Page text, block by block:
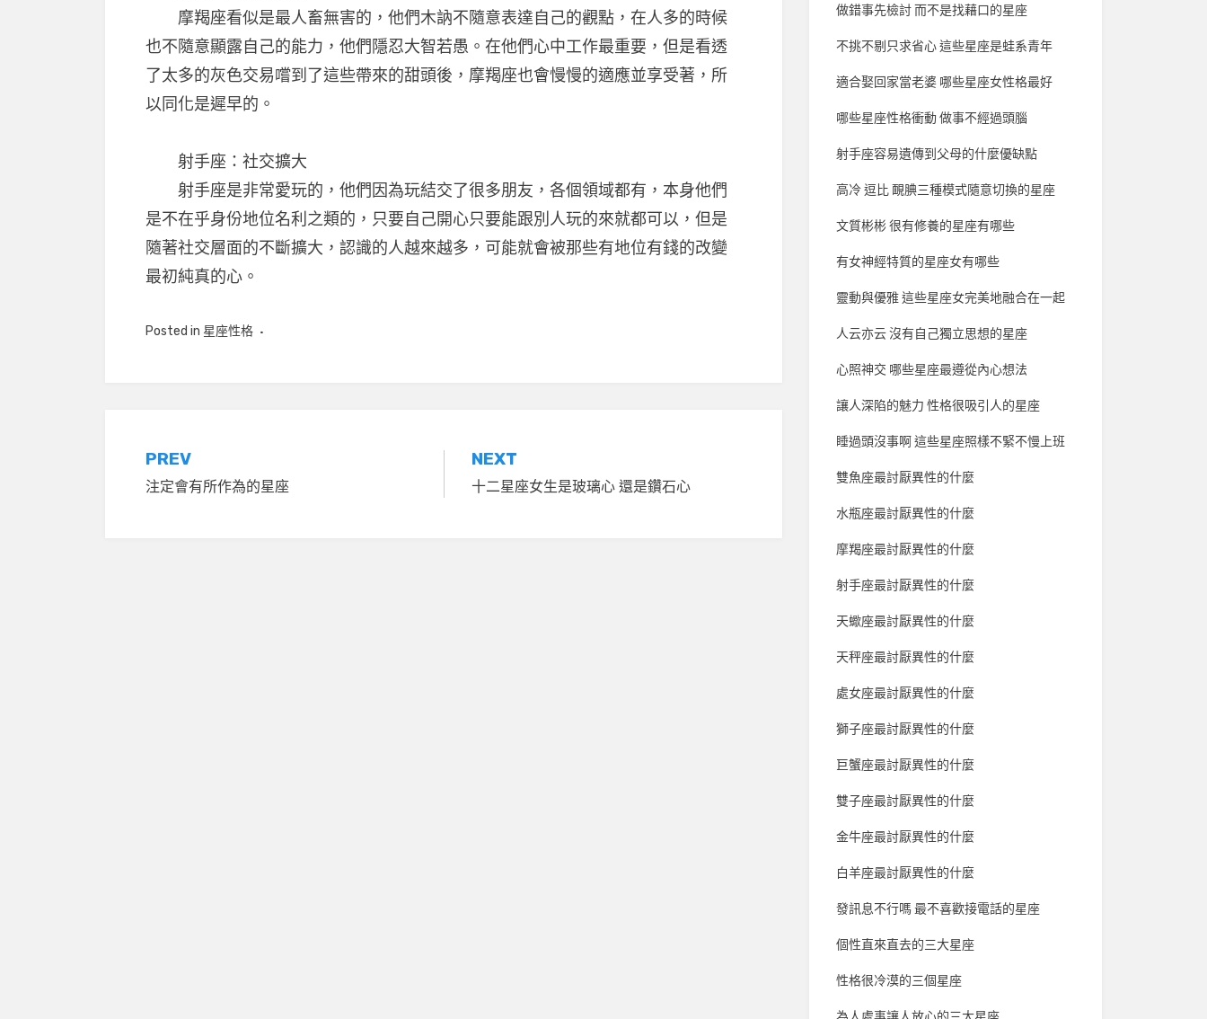
摩羯座看似是最人畜無害的，他們木訥不隨意表達自己的觀點，在人多的時候
也不隨意顯露自己的能力，他們隱忍大智若愚。在他們心中工作最重要，但是看透
了太多的灰色交易嚐到了這些帶來的甜頭後，摩羯座也會慢慢的適應並享受著，所
以同化是遲早的。
射手座：社交擴大
射手座是非常愛玩的，他們因為玩結交了很多朋友，各個領域都有，本身他們
是不在乎身份地位名利之類的，只要自己開心只要能跟別人玩的來就都可以，但是
隨著社交層面的不斷擴大，認識的人越來越多，可能就會被那些有地位有錢的改變
最初純真的心。
Posted in 星座性格
文
章
PREV
注定會有所作為的星座
NEXT
十二星座女生是玻璃心 還是鑽石心
做錯事先檢討 而不是找藉口的星座
不挑不剔只求省心 這些星座是蛙系青年
適合娶回家當老婆 哪些星座女性格最好
哪些星座性格衝動 做事不經過頭腦
射手座容易遺傳到父母的什麼優缺點
高冷 逗比 靦腆三種模式隨意切換的星座
文質彬彬 很有修養的星座有哪些
有女神經特質的星座女有哪些
靈動與優雅 這些星座女完美地融合在一起
人云亦云 沒有自己獨立思想的星座
心照神交 哪些星座最遵從內心想法
讓人深陷的魅力 性格很吸引人的星座
睡過頭沒事啊 這些星座照樣不緊不慢上班
雙魚座最討厭異性的什麼
水瓶座最討厭異性的什麼
摩羯座最討厭異性的什麼
射手座最討厭異性的什麼
天蠍座最討厭異性的什麼
天秤座最討厭異性的什麼
處女座最討厭異性的什麼
獅子座最討厭異性的什麼
巨蟹座最討厭異性的什麼
雙子座最討厭異性的什麼
金牛座最討厭異性的什麼
白羊座最討厭異性的什麼
發訊息不行嗎 最不喜歡接電話的星座
個性直來直去的三大星座
性格很冷漠的三個星座